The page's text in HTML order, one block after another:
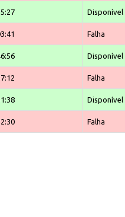
Disponível
Falha
Disponível
Falha
Disponível
Falha